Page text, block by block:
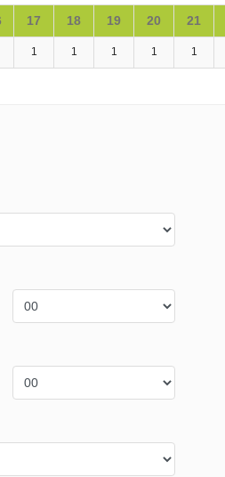
17 18 19 20 21
1 1 1 1 1